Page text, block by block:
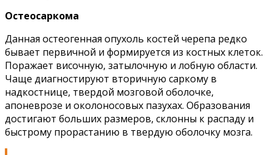
Остеосаркома
Данная остеогенная опухоль костей черепа редко
бывает первичной и формируется из костных клеток.
Поражает височную, затылочную и лобную области.
Чаще диагностируют вторичную саркому в
надкостнице, твердой мозговой оболочке,
апоневрозе и околоносовых пазухах. Образования
достигают больших размеров, склонны к распаду и
быстрому прорастанию в твердую оболочку мозга.